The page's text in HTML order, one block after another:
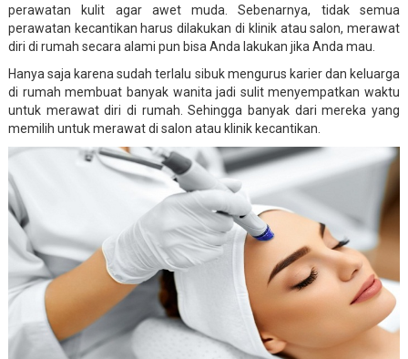
perawatan kulit agar awet muda. Sebenarnya, tidak semua
perawatan kecantikan harus dilakukan di klinik atau salon, merawat
diri di rumah secara alami pun bisa Anda lakukan jika Anda mau.
Hanya saja karena sudah terlalu sibuk mengurus karier dan keluarga
di rumah membuat banyak wanita jadi sulit menyempatkan waktu
untuk merawat diri di rumah. Sehingga banyak dari mereka yang
memilih untuk merawat di salon atau klinik kecantikan.